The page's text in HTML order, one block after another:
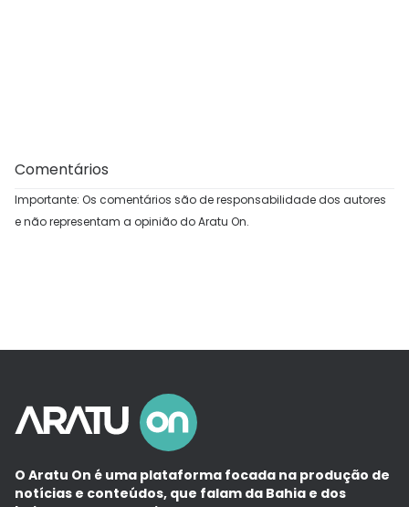
Comentários
Importante: Os comentários são de responsabilidade dos autores
e não representam a opinião do Aratu On.
O Aratu On é uma plataforma focada na produção de
notícias e conteúdos, que falam da Bahia e dos